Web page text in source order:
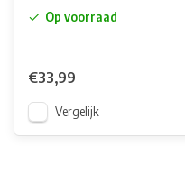
Op voorraad
€33,99
Vergelijk